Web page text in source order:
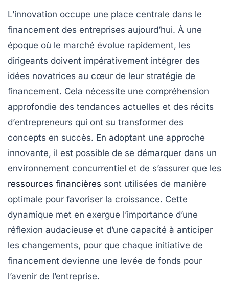
L’innovation occupe une place centrale dans le
financement des entreprises aujourd’hui. À une
époque où le marché évolue rapidement, les
dirigeants doivent impérativement intégrer des
idées novatrices au cœur de leur stratégie de
financement. Cela nécessite une compréhension
approfondie des tendances actuelles et des récits
d’entrepreneurs qui ont su transformer des
concepts en succès. En adoptant une approche
innovante, il est possible de se démarquer dans un
environnement concurrentiel et de s’assurer que les
ressources financières sont utilisées de manière
optimale pour favoriser la croissance. Cette
dynamique met en exergue l’importance d’une
réflexion audacieuse et d’une capacité à anticiper
les changements, pour que chaque initiative de
financement devienne une levée de fonds pour
l’avenir de l’entreprise.